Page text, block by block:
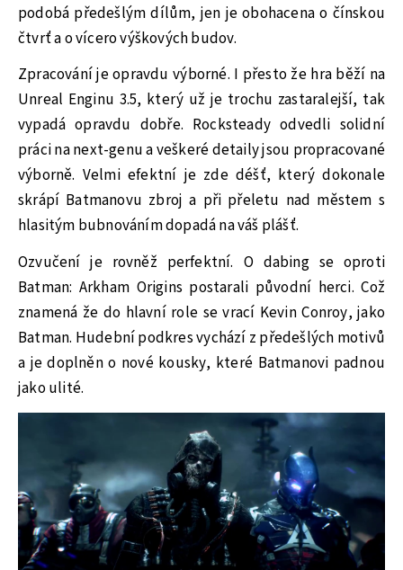
podobá předešlým dílům, jen je obohacena o čínskou
čtvrť a o vícero výškových budov.
Zpracování je opravdu výborné. I přesto že hra běží na
Unreal Enginu 3.5, který už je trochu zastaralejší, tak
vypadá opravdu dobře. Rocksteady odvedli solidní
práci na next-genu a veškeré detaily jsou propracované
výborně. Velmi efektní je zde déšť, který dokonale
skrápí Batmanovu zbroj a při přeletu nad městem s
hlasitým bubnováním dopadá na váš plášť.
Ozvučení je rovněž perfektní. O dabing se oproti
Batman: Arkham Origins postarali původní herci. Což
znamená že do hlavní role se vrací Kevin Conroy, jako
Batman. Hudební podkres vychází z předešlých motivů
a je doplněn o nové kousky, které Batmanovi padnou
jako ulité.